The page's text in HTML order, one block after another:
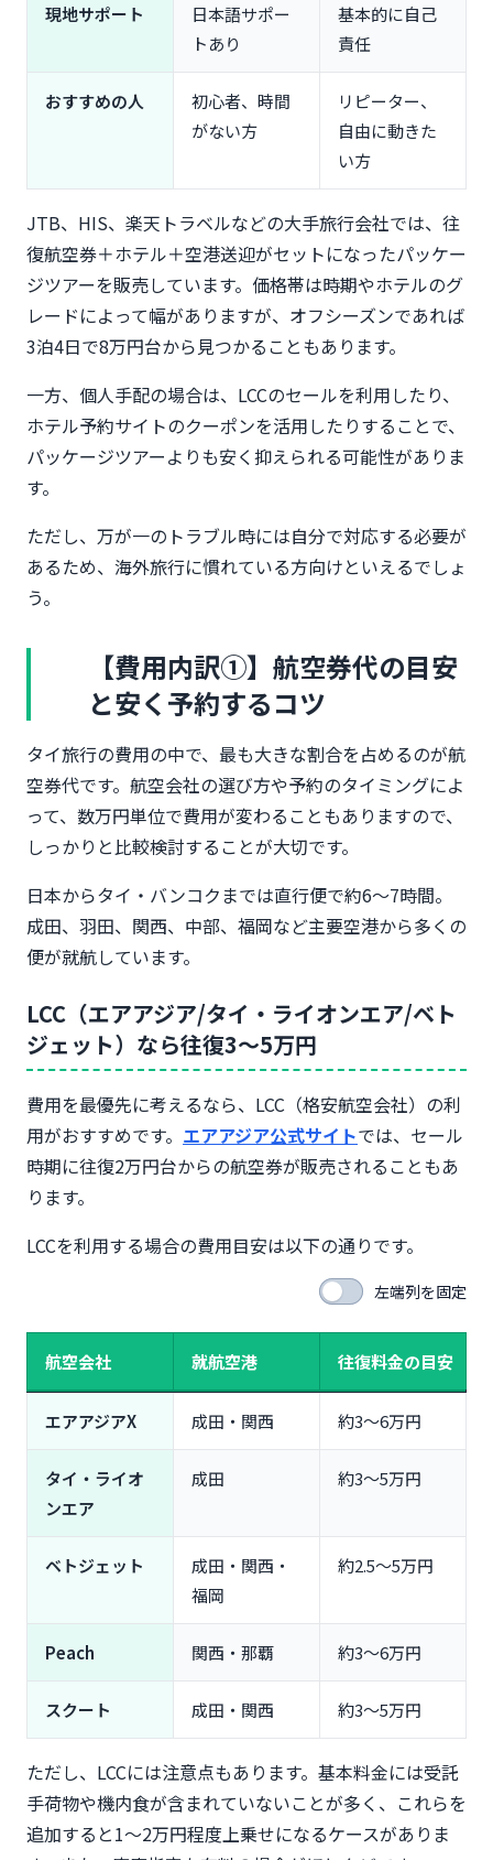
現地サポート
日本語サポー
トあり
基本的に自己
責任
おすすめの人
初心者、時間
がない方
リピーター、
自由に動きた
い方
JTB、HIS、楽天トラベルなどの大手旅行会社では、往
復航空券＋ホテル＋空港送迎がセットになったパッケー
ジツアーを販売しています。価格帯は時期やホテルのグ
レードによって幅がありますが、オフシーズンであれば
3泊4日で8万円台から見つかることもあります。
一方、個人手配の場合は、LCCのセールを利用したり、
ホテル予約サイトのクーポンを活用したりすることで、
パッケージツアーよりも安く抑えられる可能性がありま
す。
ただし、万が一のトラブル時には自分で対応する必要が
あるため、海外旅行に慣れている方向けといえるでしょ
う。
【費用内訳①】航空券代の目安
と安く予約するコツ
タイ旅行の費用の中で、最も大きな割合を占めるのが航
空券代です。航空会社の選び方や予約のタイミングによ
って、数万円単位で費用が変わることもありますので、
しっかりと比較検討することが大切です。
日本からタイ・バンコクまでは直行便で約6〜7時間。
成田、羽田、関西、中部、福岡など主要空港から多くの
便が就航しています。
LCC（エアアジア/タイ・ライオンエア/ベト
ジェット）なら往復3〜5万円
費用を最優先に考えるなら、LCC（格安航空会社）の利
用がおすすめです。 エアアジア公式サイトでは、セール
時期に往復2万円台からの航空券が販売されることもあ
ります。
LCCを利用する場合の費用目安は以下の通りです。
左端列を固定
航空会社 就航空港 往復料金の目安
エアアジアX 成田・関西 約3〜6万円
タイ・ライオ
ンエア
成田 約3〜5万円
ベトジェット
成田・関西・
福岡
約2.5〜5万円
Peach 関西・那覇 約3〜6万円
スクート 成田・関西 約3〜5万円
ただし、LCCには注意点もあります。基本料金には受託
手荷物や機内食が含まれていないことが多く、これらを
追加すると1〜2万円程度上乗せになるケースがありま